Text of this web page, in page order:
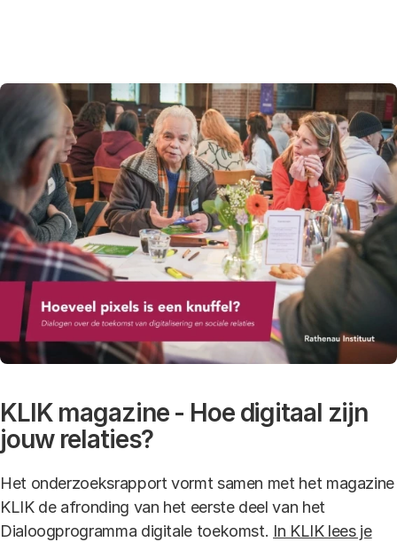
KLIK magazine - Hoe digitaal zijn
jouw relaties?
Het onderzoeksrapport vormt samen met het magazine
KLIK de afronding van het eerste deel van het
Dialoogprogramma digitale toekomst. In KLIK lees je